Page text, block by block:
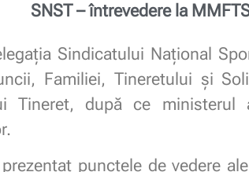
SNST – întrevedere la
Sindicatului Național
Familiei, Tineretului și
Tineret, după ce
punctele de vedere